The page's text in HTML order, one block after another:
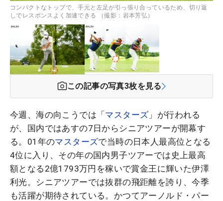
コンパクトなトップで、手元と左足が引っ張り合っているため、切り返
しでレスポンスよく加速できる （撮影：岩本芳弘）
この記事の写真3枚を見る
今週、海の向こうでは「マスターズ 」が行われる
が、国内ではあすの7日からシニアツアーが開幕す
る。01年のマスターズで当時の日本人最高位となる
4位に入り、その年の国内男子ツアーでは史上最高
額となる2億1793万円を稼いで賞金王に輝いた伊澤
利光。シニアツアーでは抜群の飛距離を誇り、今季
も活躍が期待されている。かつてアーノルド・パー